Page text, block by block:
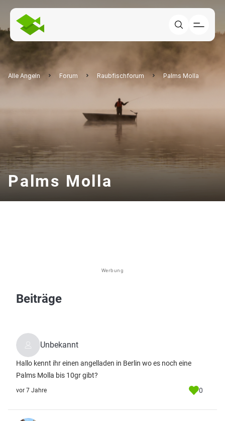
Alle Angeln Forum Raubfischforum Palms Molla
Palms Molla
Werbung
Beiträge
Unbekannt
Hallo kennt ihr einen angelladen in Berlin wo es noch eine
Palms Molla bis 10gr gibt?
vor 7 Jahre 0